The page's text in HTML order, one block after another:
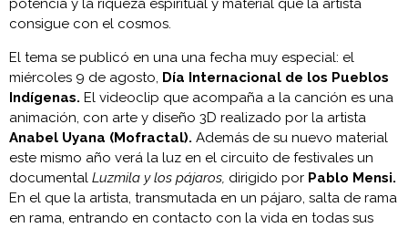
potencia y la riqueza espiritual y material que la artista
consigue con el cosmos.
El tema se publicó en una una fecha muy especial: el
miércoles 9 de agosto, Día Internacional de los Pueblos
Indígenas. El videoclip que acompaña a la canción es una
animación, con arte y diseño 3D realizado por la artista
Anabel Uyana (Mofractal). Además de su nuevo material
este mismo año verá la luz en el circuito de festivales un
documental Luzmila y los pájaros, dirigido por Pablo Mensi.
En el que la artista, transmutada en un pájaro, salta de rama
en rama, entrando en contacto con la vida en todas sus